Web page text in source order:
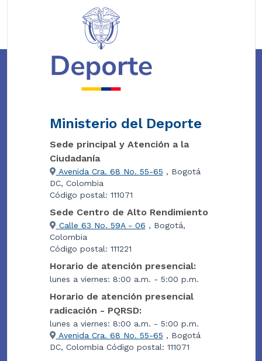
Ministerio del Deporte
Sede principal y Atención a la
Ciudadanía
Avenida Cra. 68 No. 55-65 , Bogotá
DC, Colombia
Código postal: 111071
Sede Centro de Alto Rendimiento
Calle 63 No. 59A - 06 , Bogotá,
Colombia
Código postal: 111221
Horario de atención presencial:
lunes a viernes: 8:00 a.m. - 5:00 p.m.
Horario de atención presencial
radicación - PQRSD:
lunes a viernes: 8:00 a.m. - 5:00 p.m.
Avenida Cra. 68 No. 55-65 , Bogotá
DC, Colombia Código postal: 111071